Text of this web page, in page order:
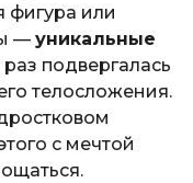
фигура или
— уникальные
подвергалась
телосложения.
с мечтой